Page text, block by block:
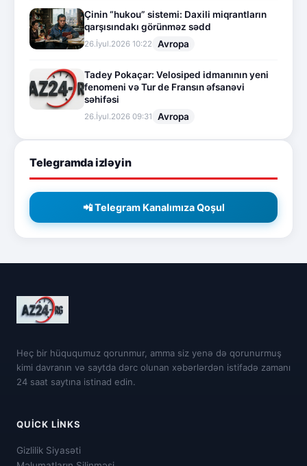
Çinin “hukou” sistemi: Daxili miqrantların
qarşısındakı görünməz sədd
26.İyul.2026 10:22 Avropa
Tadey Pokaçar: Velosiped idmanının yeni
fenomeni və Tur de Fransın əfsanəvi
səhifəsi
26.İyul.2026 09:31 Avropa
Telegramda izləyin
📲 Telegram Kanalımıza Qoşul
Heç bir hüququmuz qorunmur, amma siz yenə də qorunurmuş
kimi davranın və saytda dərc olunan xəbərlərdən istifadə zamanı
24 saat saytına istinad edin.
QUICK LINKS
Gizlilik Siyasəti